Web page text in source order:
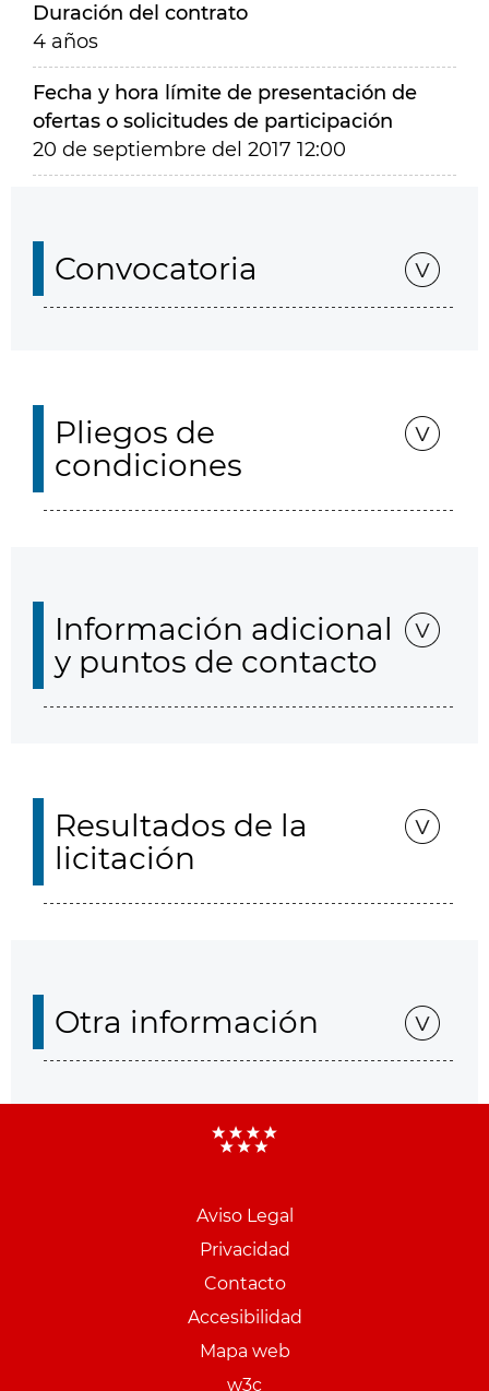
Duración del contrato
4 años
Fecha y hora límite de presentación de
ofertas o solicitudes de participación
20 de septiembre del 2017 12:00
Convocatoria
Pliegos de
condiciones
Información adicional
y puntos de contacto
Resultados de la
licitación
Otra información
Aviso Legal
Privacidad
Contacto
Accesibilidad
Mapa web
w3c